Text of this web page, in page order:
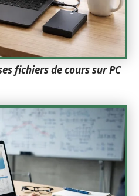
fichiers de cours sur PC